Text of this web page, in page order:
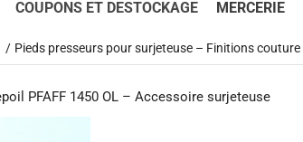
COUPONS ET DESTOCKAGE MERCERIE
Pieds presseurs pour surjeteuse – Finitions couture